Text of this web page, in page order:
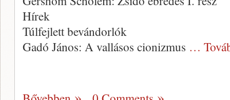
Hírek
Túlfejlett bevándorlók
Gadó János: A vallásos cionizmus …